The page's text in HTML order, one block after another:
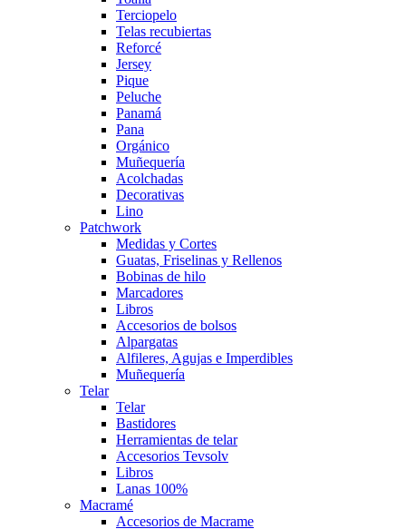
Terciopelo
Telas recubiertas
Reforcé
Jersey
Pique
Peluche
Panamá
Pana
Orgánico
Muñequería
Acolchadas
Decorativas
Lino
Patchwork
Medidas y Cortes
Guatas, Friselinas y Rellenos
Bobinas de hilo
Marcadores
Libros
Accesorios de bolsos
Alpargatas
Alfileres, Agujas e Imperdibles
Muñequería
Telar
Telar
Bastidores
Herramientas de telar
Accesorios Tevsolv
Libros
Lanas 100%
Macramé
Accesorios de Macrame